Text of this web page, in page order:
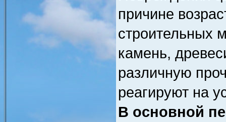
причине
строительных
камень,
различную
реагируют на
В основной